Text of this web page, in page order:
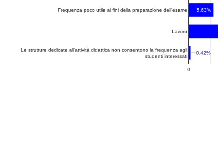
0
Frequenza poco utile ai fini della preparazione dell'esame
Lavoro
Le strutture dedicate all'attività didattica non consentono la frequenza agli
studenti interessati
5.63%
0.42%
0.42%